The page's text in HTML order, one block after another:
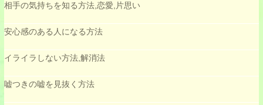
相手の気持ちを知る方法,恋愛,片思い
安心感のある人になる方法
イライラしない方法,解消法
嘘つきの嘘を見抜く方法